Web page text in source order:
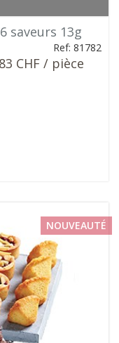
saveurs 13g
Ref: 81782
CHF / pièce
NOUVEAUTÉ